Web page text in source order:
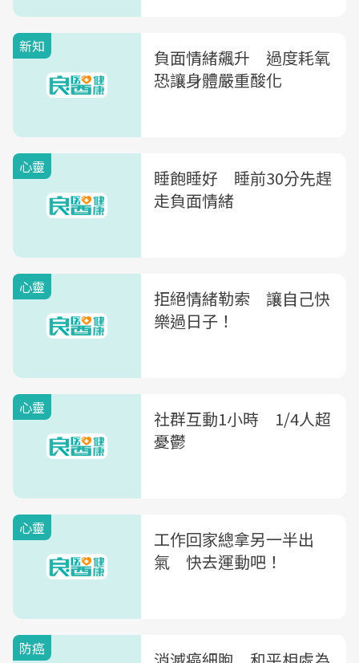
新知
負面情緒飆升 過度耗氧
恐讓身體嚴重酸化
心靈
睡飽睡好 睡前30分先趕
走負面情緒
心靈
拒絕情緒勒索 讓自己快
樂過日子！
心靈
社群互動1小時 1/4人超
憂鬱
心靈
工作回家總拿另一半出
氣 快去運動吧！
防癌